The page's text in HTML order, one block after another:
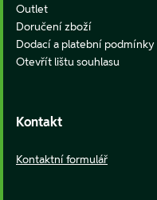
Outlet
Doručení zboží
Dodací a platební podmínky
Otevřít lištu souhlasu
Kontakt
Kontaktní formulář